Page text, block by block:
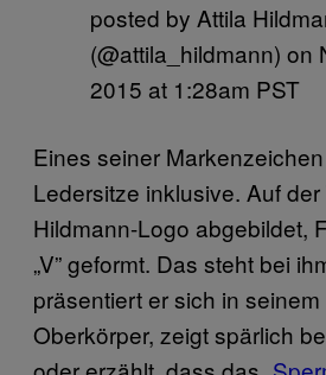
posted by Attila
(@attila_hildmann) on
2015 at 1:28am PST
Eines seiner
Ledersitze inklusive. Auf
Hildmann-Logo abgebildet,
„V” geformt. Das steht bei
präsentiert er sich in
Oberkörper, zeigt spärlich